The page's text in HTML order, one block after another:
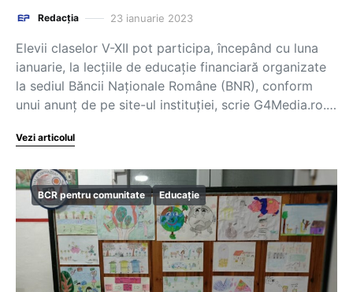
Redacția 23 ianuarie 2023
Elevii claselor V-XII pot participa, începând cu luna
ianuarie, la lecțiile de educație financiară organizate
la sediul Băncii Naționale Române (BNR), conform
unui anunț de pe site-ul instituției, scrie G4Media.ro.…
Vezi articolul
BCR pentru comunitate Educație